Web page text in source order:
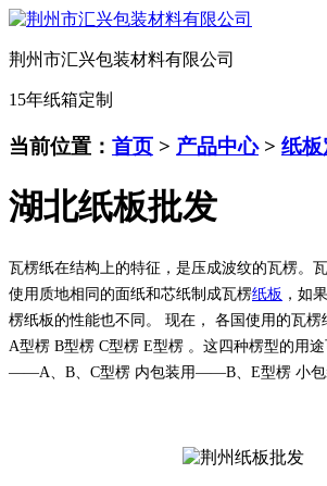
荆州市汇兴包装材料有限公司
15年纸箱定制
当前位置： 首页 > 产品中心> 纸板
湖北纸板批发
瓦楞纸在结构上的特征，是压成波纹的瓦楞。
使用质地相同的面纸和芯纸制成瓦楞纸板 ，如
楞纸板的性能也不同。
现在， 各国使用的瓦楞
A型楞 B型楞 C型楞 E型楞 。 这四种楞型的用
——A
B C型楞 内包装用——B E型楞 小